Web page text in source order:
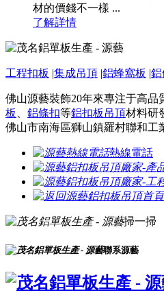
材的價錢不一樣 ...
了解詳情
工程扣板 |集成吊頂 |鋁蜂窩板 |鋁
佛山源藝裝飾20年來專注于高品
板
鋁條扣等鋁扣板吊頂材料研
佛山市南海區獅山鎮羅村聯和工
熱線電話
掃一掃
聯系源藝